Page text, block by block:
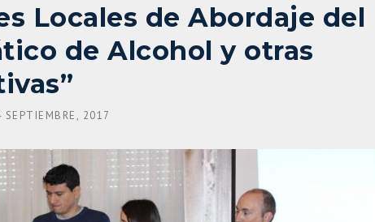
Locales de Abordaje del
de Alcohol y otras
SEPTIEMBRE, 2017